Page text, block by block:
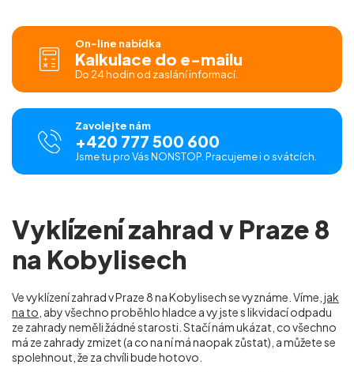
On-line nabídka
Kalkulace do e-mailu
Do 24 hodin od zaslání informací.
Zavolejte nám
+420 777 500 600
Jsme tu pro Vás NONSTOP. Pracujeme i o svátcích.
Vyklízení zahrad v Praze 8
na Kobylisech
Ve vyklízení zahrad v Praze 8 na Kobylisechse vyznáme. Víme, jak
na to , aby všechno proběhlo hladce a vy jste s likvidací odpadu
ze zahrady neměli žádné starosti. Stačí nám ukázat, co všechno
má ze zahrady zmizet (a co na ní má naopak zůstat), a můžete se
spolehnout, že za chvíli bude hotovo.